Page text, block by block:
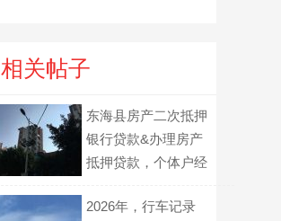
相关帖子
东海县房产二次抵押
银行贷款&办理房产
抵押贷款，个体户经
2026年，行车记录